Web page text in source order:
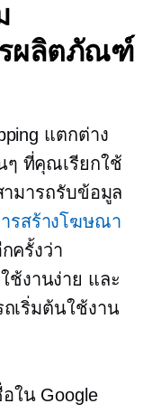
รผลิตภัณฑ์
แตกต่าง
ๆ ที่คุณเรียกใช้
มารถรับข้อมูล
รสร้างโฆษณา
ครั้งว่า
ช้งานง่าย และ
เริ่มต้นใช้งาน
ใน Google